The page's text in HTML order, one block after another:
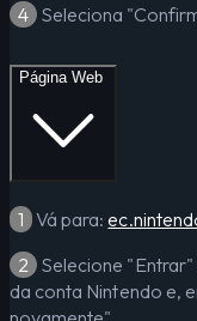
4 Seleciona
Página Web
1 Vá para:
2 Selecione
da conta Nintendo e,